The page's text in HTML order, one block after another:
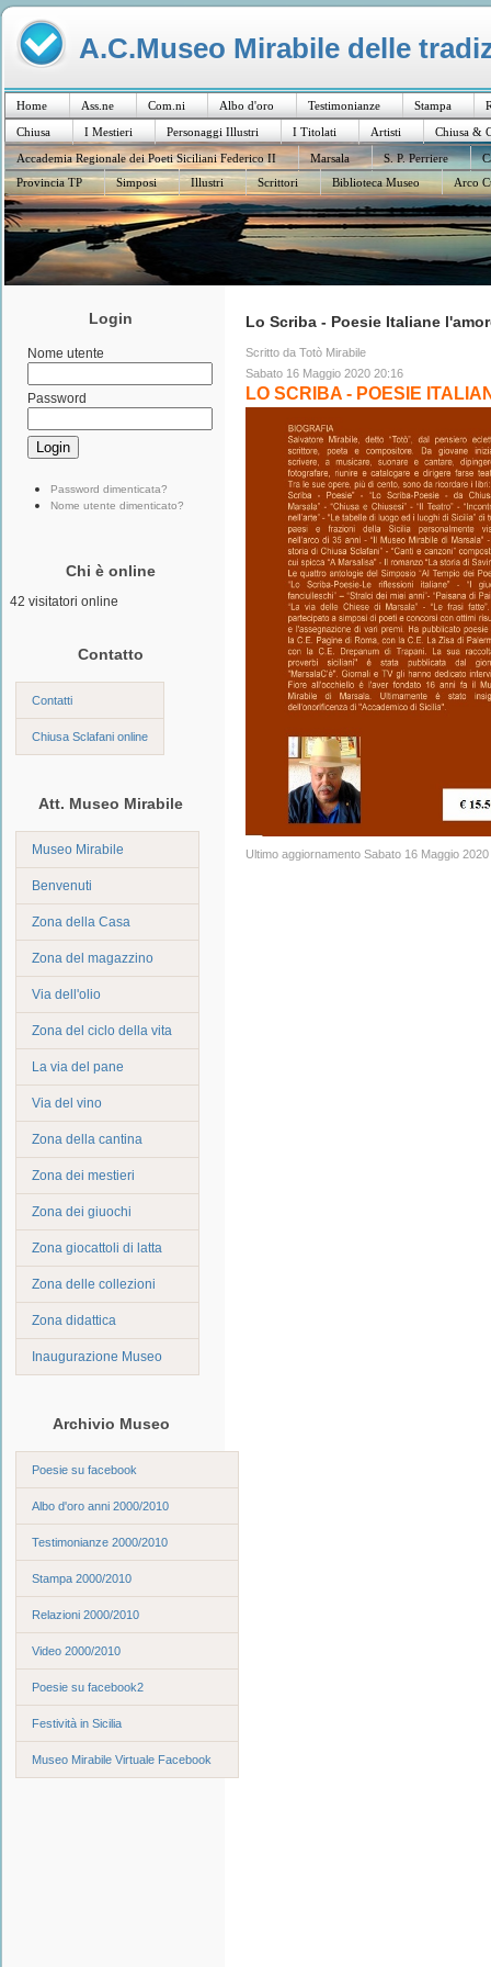
A.C.Museo Mirabile delle
Home Ass.ne Com.ni Albo d'oro Testimonianze Stampa
Chiusa
I Mestieri Personaggi Illustri I Titolati Artisti
Chiusa &
Accademia Regionale dei Poeti Siciliani Federico II
Marsala S. P. Perriere
Provincia TP
Simposi Illustri Scrittori Biblioteca Museo Arco
Login
Nome utente
Password
Password dimenticata?
Nome utente dimenticato?
Chi è online
42 visitatori online
Contatto
Contatti
Chiusa Sclafani online
Att. Museo Mirabile
Museo Mirabile
Benvenuti
Zona della Casa
Zona del magazzino
Via dell'olio
Zona del ciclo della vita
La via del pane
Via del vino
Zona della cantina
Zona dei mestieri
Zona dei giuochi
Zona giocattoli di latta
Zona delle collezioni
Zona didattica
Inaugurazione Museo
Archivio Museo
Poesie su facebook
Albo d'oro anni 2000/2010
Testimonianze 2000/2010
Stampa 2000/2010
Relazioni 2000/2010
Video 2000/2010
Poesie su facebook2
Festività in Sicilia
Museo Mirabile Virtuale Facebook
Lo Scriba - Poesie Italiane
Scritto da Totò Mirabile
Sabato 16 Maggio 2020 20:16
LO SCRIBA - POESIE
Ultimo aggiornamento Sabato 16 Maggio